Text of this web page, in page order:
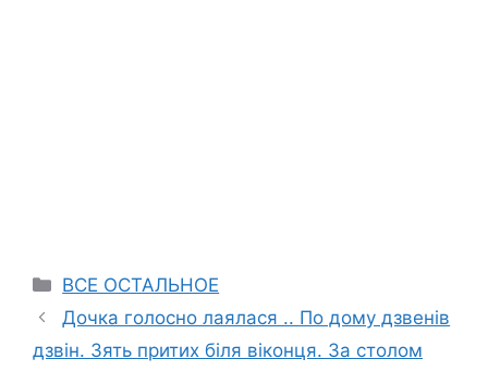
Categories
ВСЕ ОСТАЛЬНОЕ
Дочка голосно лаялася .. По дому дзвенів
дзвін. Зять притих біля віконця. За столом